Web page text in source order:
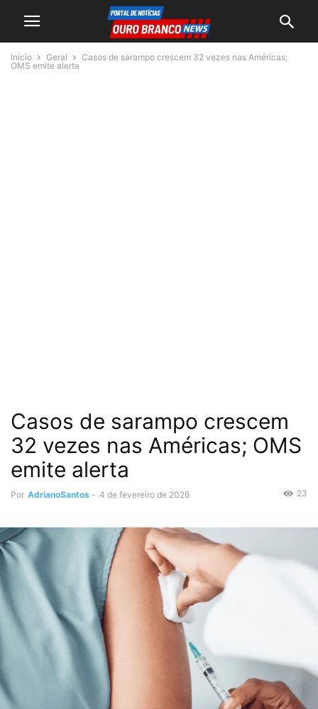
Início Geral
Casos de sarampo crescem 32 vezes nas Américas;
OMS emite alerta
Casos de sarampo crescem
32 vezes nas Américas; OMS
emite alerta
Por AdrianoSantos - 4 de fevereiro de 2026 23